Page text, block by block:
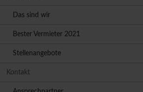
Das sind wir
Bester Vermieter 2021
Stellenangebote
Kontakt